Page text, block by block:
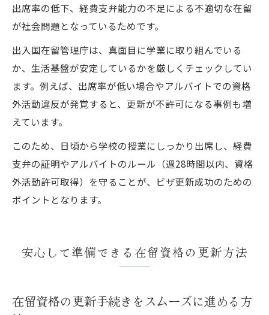
出席率の低下、経費支弁能力の不足による不適切な在留
が社会問題となっているためです。
出入国在留管理庁は、真面目に学業に取り組んでいる
か、生活基盤が安定しているかを厳しくチェックしてい
ます。例えば、出席率が低い場合やアルバイトでの資格
外活動違反が発覚すると、更新が不許可になる事例も増
えています。
このため、日頃から学校の授業にしっかり出席し、経費
支弁の証明やアルバイトのルール（週28時間以内、資格
外活動許可取得）を守ることが、ビザ更新成功のための
ポイントとなります。
安心して準備できる在留資格の更新方法
在留資格の更新手続きをスムーズに進める方